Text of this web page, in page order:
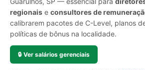
regionais e consultores de
calibrarem pacotes de C-Level, planos
políticas de bônus na localidade.
🔒 Ver salários gerenciais